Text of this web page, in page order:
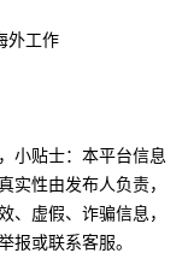
外工作
小贴士：本平台信息
实性由发布人负责，
、虚假、诈骗信息，
报或联系客服。